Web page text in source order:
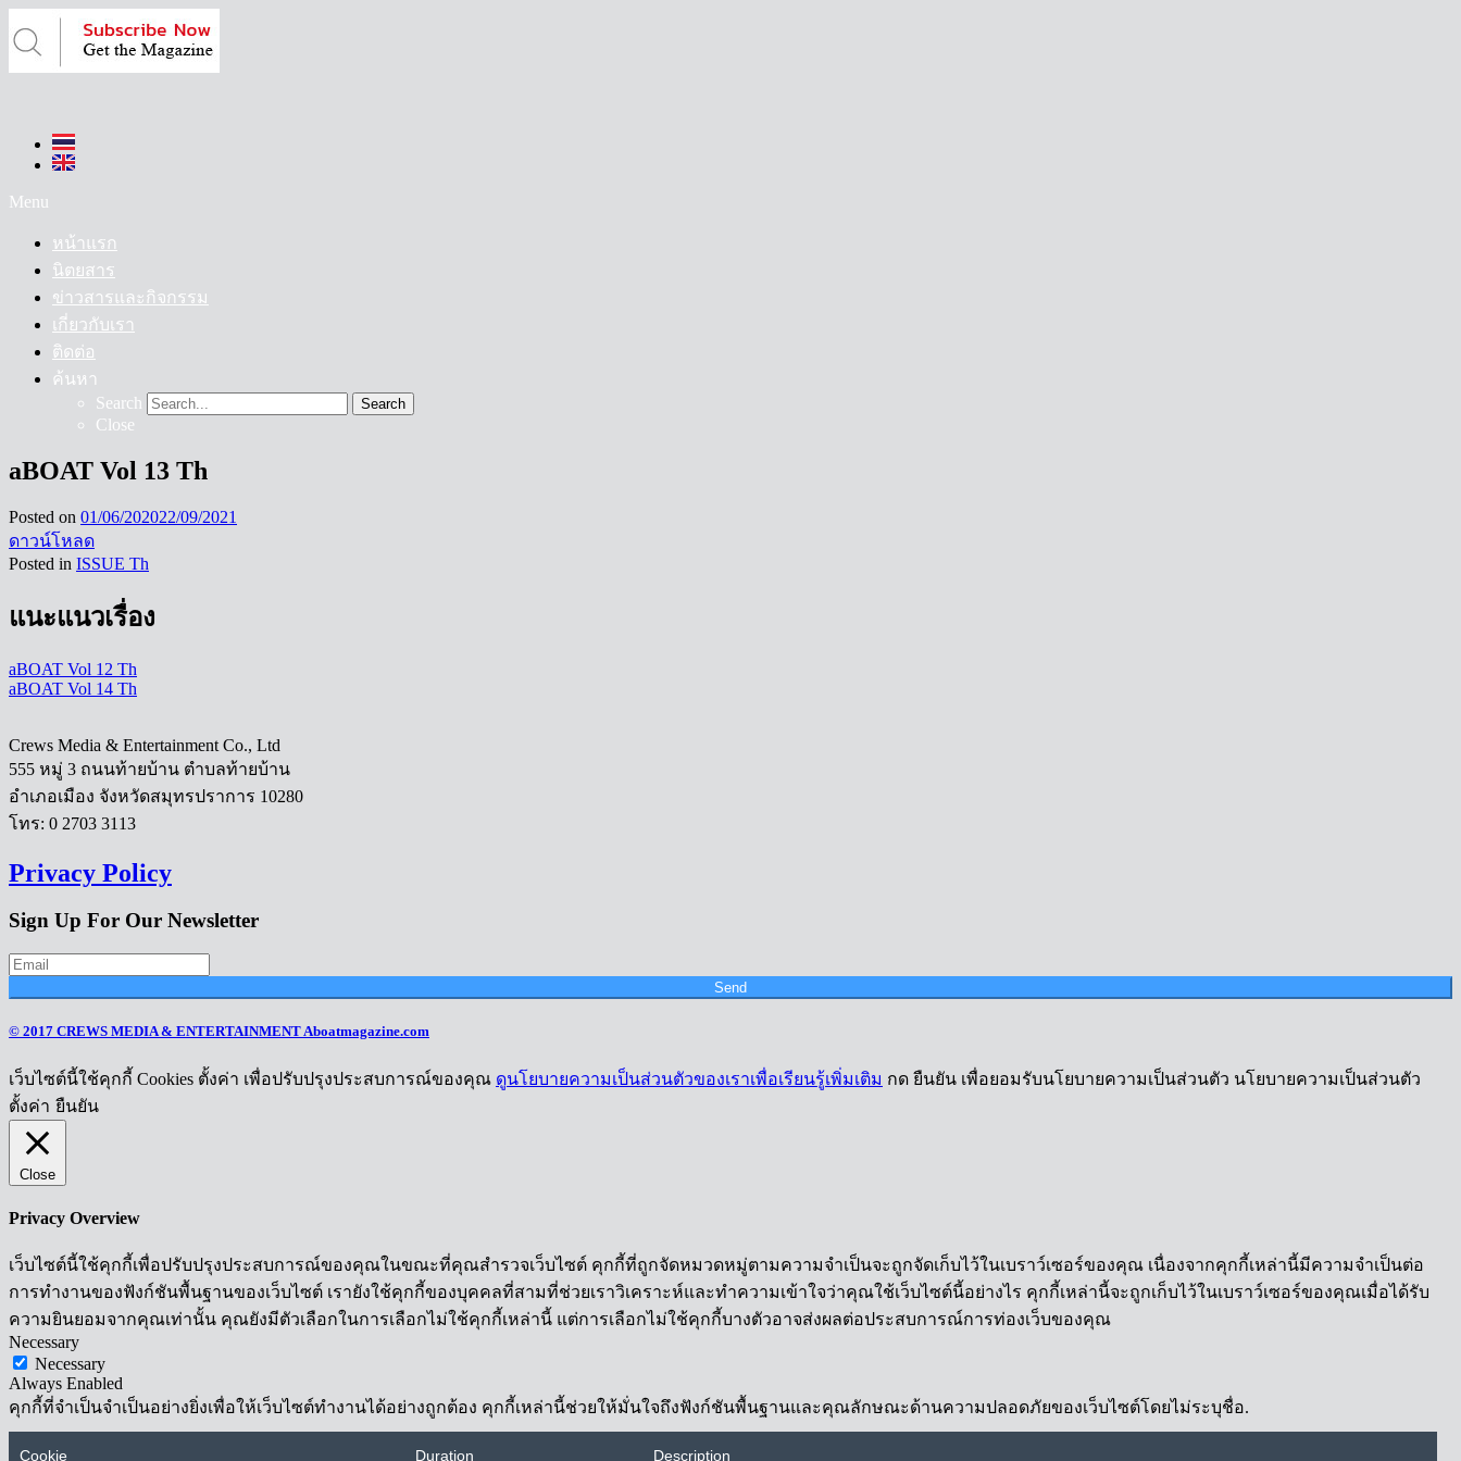
Menu
หน้าแรก
นิตยสาร
ข่าวสารและกิจกรรม
เกี่ยวกับเรา
ติดต่อ
ค้นหา
Search
Search
Close
aBOAT Vol 13 Th
Posted on 01/06/202022/09/2021
ดาวน์โหลด
Posted in ISSUE Th
แนะแนวเรื่อง
aBOAT Vol 12 Th
aBOAT Vol 14 Th
Crews Media & Entertainment Co., Ltd
555 หมู่ 3 ถนนท้ายบ้าน ตำบลท้ายบ้าน
อำเภอเมือง จังหวัดสมุทรปราการ 10280
โทร: 0 2703 3113
Privacy Policy
Sign Up For Our Newsletter
Send
© 2017 CREWS MEDIA & ENTERTAINMENT Aboatmagazine.com
เว็บไซต์นี้ใช้คุกกี้ Cookies ตั้งค่า เพื่อปรับปรุงประสบการณ์ของคุณ ดูนโยบายความเป็นส่วนตัวของเราเพื่อเรียนรู้เพิ่มเติม กด ยืนยัน เพื่อยอมรับนโยบายความเป็นส่วนตัว นโยบายความเป็นส่วนตัว
ตั้งค่า ยืนยัน
Close
Privacy Overview
เว็บไซต์นี้ใช้คุกกี้เพื่อปรับปรุงประสบการณ์ของคุณในขณะที่คุณสำรวจเว็บไซต์ คุกกี้ที่ถูกจัดหมวดหมู่ตามความจำเป็นจะถูกจัดเก็บไว้ในเบราว์เซอร์ของคุณ เนื่องจากคุกกี้เหล่านี้มีความจำเป็นต่อ
การทำงานของฟังก์ชันพื้นฐานของเว็บไซต์ เรายังใช้คุกกี้ของบุคคลที่สามที่ช่วยเราวิเคราะห์และทำความเข้าใจว่าคุณใช้เว็บไซต์นี้อย่างไร คุกกี้เหล่านี้จะถูกเก็บไว้ในเบราว์เซอร์ของคุณเมื่อได้รับ
ความยินยอมจากคุณเท่านั้น คุณยังมีตัวเลือกในการเลือกไม่ใช้คุกกี้เหล่านี้ แต่การเลือกไม่ใช้คุกกี้บางตัวอาจส่งผลต่อประสบการณ์การท่องเว็บของคุณ
Necessary
Necessary
Always Enabled
คุกกี้ที่จำเป็นจำเป็นอย่างยิ่งเพื่อให้เว็บไซต์ทำงานได้อย่างถูกต้อง คุกกี้เหล่านี้ช่วยให้มั่นใจถึงฟังก์ชันพื้นฐานและคุณลักษณะด้านความปลอดภัยของเว็บไซต์โดยไม่ระบุชื่อ.
Cookie Duration Description